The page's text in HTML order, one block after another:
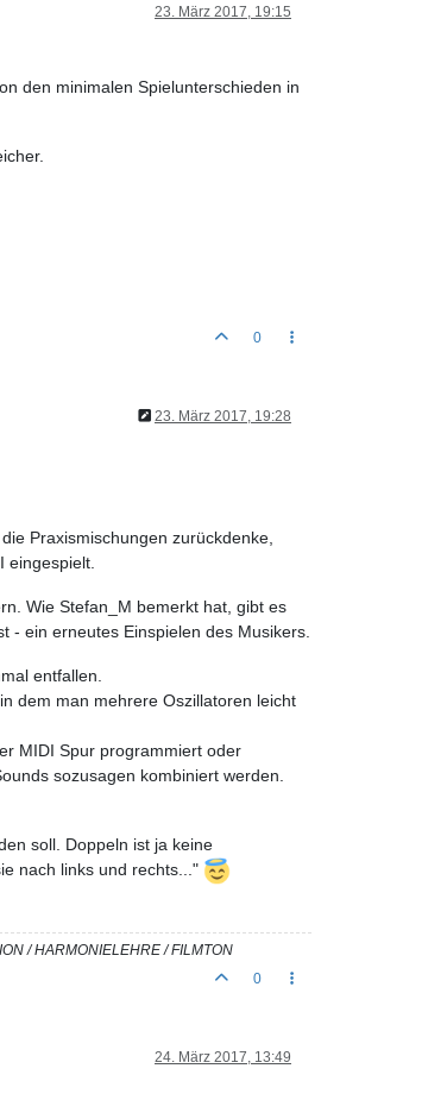
23. März 2017, 19:15
den minimalen Spielunterschieden in
0
23. März 2017, 19:28
Praxismischungen zurückdenke,
eingespielt.
Wie Stefan_M bemerkt hat, gibt es
- ein erneutes Einspielen des Musikers.
entfallen.
dem man mehrere Oszillatoren leicht
MIDI Spur programmiert oder
sozusagen kombiniert werden.
soll. Doppeln ist ja keine
nach links und rechts..."
/ HARMONIELEHRE / FILMTON
0
24. März 2017, 13:49